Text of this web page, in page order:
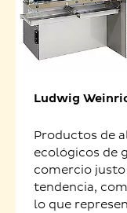
Ludwig
Productos de
ecológicos de
comercio
tendencia,
lo que